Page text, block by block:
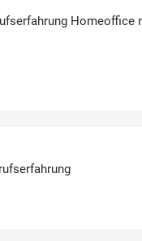
Homeoffice